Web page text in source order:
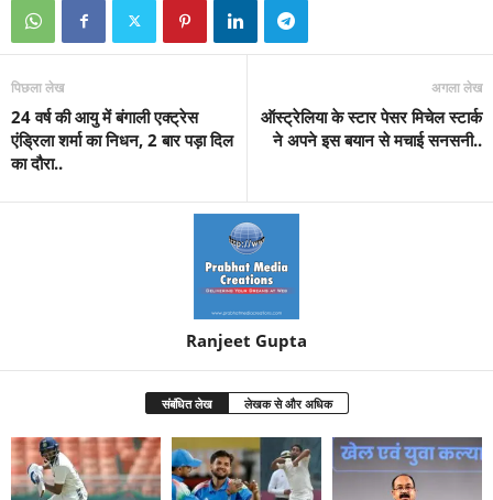
पिछला लेख
24 वर्ष की आयु में बंगाली एक्ट्रेस
एंड्रिला शर्मा का निधन, 2 बार पड़ा दिल
का दौरा..
अगला लेख
ऑस्ट्रेलिया के स्टार पेसर मिचेल स्टार्क
ने अपने इस बयान से मचाई सनसनी..
Ranjeet Gupta
संबंधित लेख लेखक से और अधिक